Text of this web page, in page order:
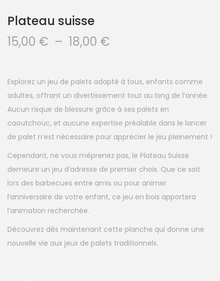
Plateau suisse
15,00 € – 18,00 €
Explorez un jeu de palets adapté à tous, enfants comme
adultes, offrant un divertissement tout au long de l’année.
Aucun risque de blessure grâce à ses palets en
caoutchouc, et aucune expertise préalable dans le lancer
de palet n’est nécessaire pour apprécier le jeu pleinement !
Cependant, ne vous méprenez pas, le Plateau Suisse
demeure un jeu d’adresse de premier choix. Que ce soit
lors des barbecues entre amis ou pour animer
l’anniversaire de votre enfant, ce jeu en bois apportera
l’animation recherchée.
Découvrez dès maintenant cette planche qui donne une
nouvelle vie aux jeux de palets traditionnels.